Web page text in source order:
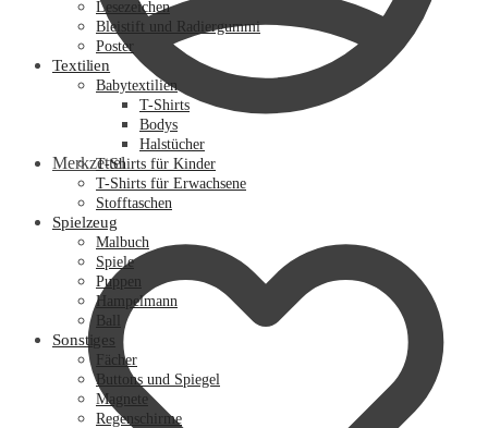
Merkzettel
Lesezeichen
Bleistift und Radiergummi
Poster
Textilien
Babytextilien
T-Shirts
Bodys
Halstücher
T-Shirts für Kinder
T-Shirts für Erwachsene
Stofftaschen
Spielzeug
Malbuch
Spiele
Puppen
Hampelmann
Ball
Sonstiges
Fächer
Buttons und Spiegel
Magnete
Regenschirme